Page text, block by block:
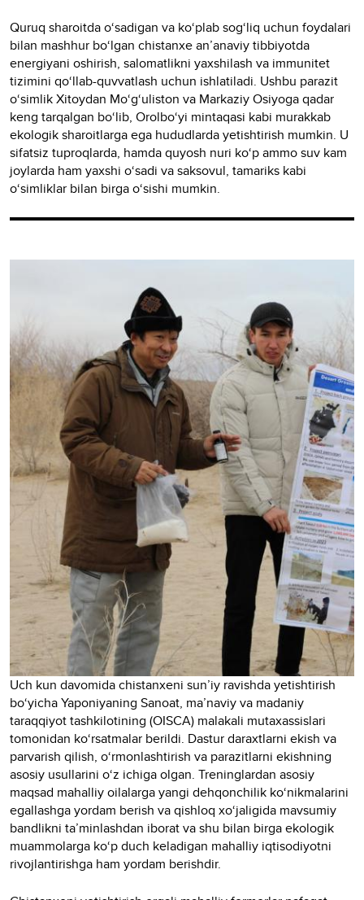
Quruq sharoitda o‘sadigan va ko‘plab sog‘liq uchun foydalari
bilan mashhur bo‘lgan chistanxe an’anaviy tibbiyotda
energiyani oshirish, salomatlikni yaxshilash va immunitet
tizimini qo‘llab-quvvatlash uchun ishlatiladi. Ushbu parazit
o‘simlik Xitoydan Mo‘g‘uliston va Markaziy Osiyoga qadar
keng tarqalgan bo‘lib, Orolbo‘yi mintaqasi kabi murakkab
ekologik sharoitlarga ega hududlarda yetishtirish mumkin. U
sifatsiz tuproqlarda, hamda quyosh nuri ko‘p ammo suv kam
joylarda ham yaxshi o‘sadi va saksovul, tamariks kabi
o‘simliklar bilan birga o‘sishi mumkin.
Uch kun davomida chistanxeni sun’iy ravishda yetishtirish
bo‘yicha Yaponiyaning Sanoat, ma’naviy va madaniy
taraqqiyot tashkilotining (OISCA) malakali mutaxassislari
tomonidan ko‘rsatmalar berildi. Dastur daraxtlarni ekish va
parvarish qilish, o‘rmonlashtirish va parazitlarni ekishning
asosiy usullarini o‘z ichiga olgan. Treninglardan asosiy
maqsad mahalliy oilalarga yangi dehqonchilik ko‘nikmalarini
egallashga yordam berish va qishloq xo‘jaligida mavsumiy
bandlikni ta’minlashdan iborat va shu bilan birga ekologik
muammolarga ko‘p duch keladigan mahalliy iqtisodiyotni
rivojlantirishga ham yordam berishdir.